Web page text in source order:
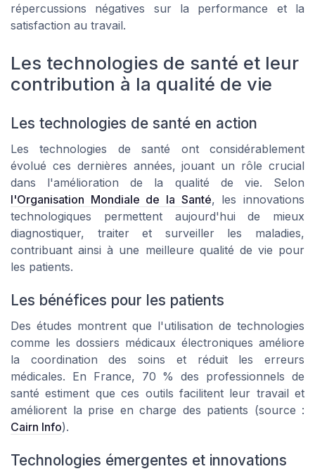
répercussions négatives sur la performance et la
satisfaction au travail.
Les technologies de santé et leur
contribution à la qualité de vie
Les technologies de santé en action
Les technologies de santé ont considérablement
évolué ces dernières années, jouant un rôle crucial
dans l'amélioration de la qualité de vie. Selon
l'Organisation Mondiale de la Santé, les innovations
technologiques permettent aujourd'hui de mieux
diagnostiquer, traiter et surveiller les maladies,
contribuant ainsi à une meilleure qualité de vie pour
les patients.
Les bénéfices pour les patients
Des études montrent que l'utilisation de technologies
comme les dossiers médicaux électroniques améliore
la coordination des soins et réduit les erreurs
médicales. En France, 70 % des professionnels de
santé estiment que ces outils facilitent leur travail et
améliorent la prise en charge des patients (source :
Cairn Info).
Technologies émergentes et innovations